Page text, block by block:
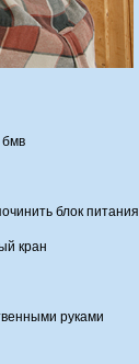
бмв
блок питания
кран
руками